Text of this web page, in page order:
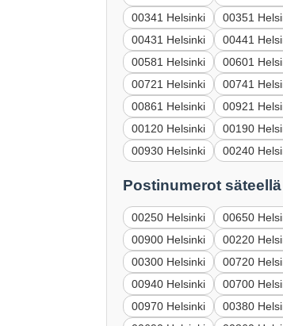
00341 Helsinki
00351
00431 Helsinki
00441
00581 Helsinki
00601
00721 Helsinki
00741
00861 Helsinki
00921
00120 Helsinki
00190
00930 Helsinki
00240
Postinumerot
00250 Helsinki 00650
00900 Helsinki
00220
00300 Helsinki
00720
00940 Helsinki
00700
00970 Helsinki
00380